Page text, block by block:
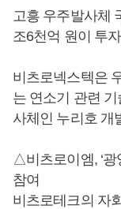
고흥 우주발사체
조6천억 원이 투
비츠로넥스텍은
는 연소기 관련
사체인 누리호 개
△비츠로이엠, ‘광
참여
비츠로테크의 자